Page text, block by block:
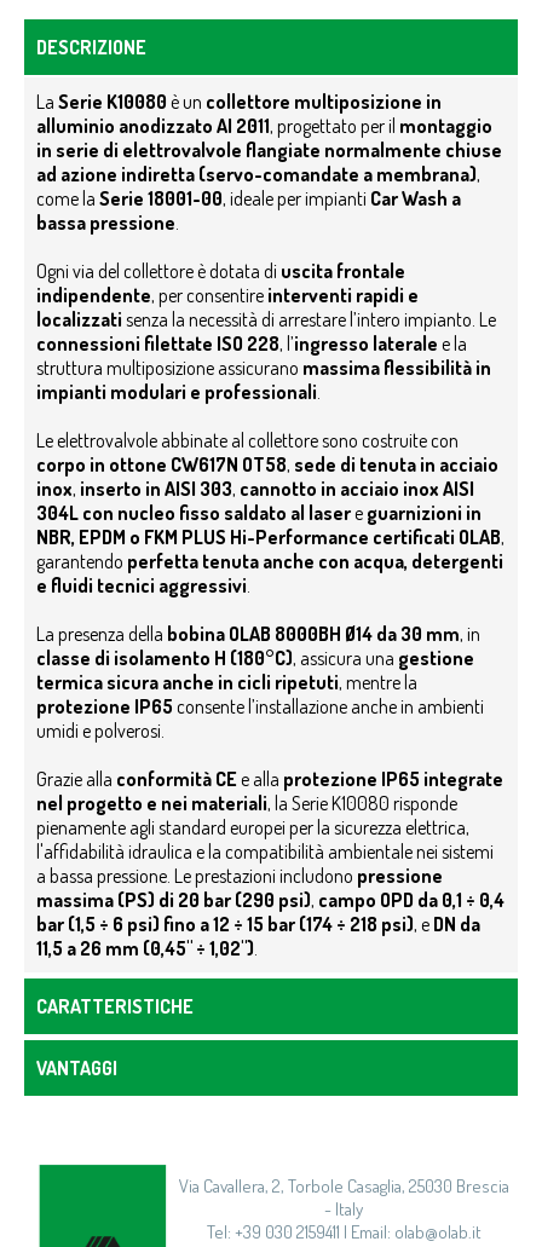
DESCRIZIONE
La Serie K10080 è un collettore multiposizione in
alluminio anodizzato AI 2011, progettato per il montaggio
in serie di elettrovalvole flangiate normalmente chiuse
ad azione indiretta (servo-comandate a membrana),
come la Serie 18001-00, ideale per impianti Car Wash a
bassa pressione
Ogni via del collettore è dotata di uscita frontale
indipendente, per consentire interventi rapidi e
localizzati senza la necessità di arrestare l’intero impianto. Le
connessioni filettate ISO 228, l’ingresso laterale e la
struttura multiposizione assicurano massima flessibilità in
impianti modulari e professionali
Le elettrovalvole abbinate al collettore sono costruite con
corpo in ottone CW617N OT58, sede di tenuta in acciaio
inox, inserto in AISI 303, cannotto in acciaio inox AISI
304L con nucleo fisso saldato al lasere guarnizioni in
NBR, EPDM o FKM PLUS Hi-Performance certificati OLAB,
garantendo perfetta tenuta anche con acqua, detergenti
e fluidi tecnici aggressivi
La presenza della bobina OLAB 8000BH Ø14 da 30 mm, in
classe di isolamento H (180°C), assicura una gestione
termica sicura anche in cicli ripetuti, mentre la
protezione IP65 consente l’installazione anche in ambienti
umidi e polverosi.
Grazie alla conformità CEe alla protezione IP65 integrate
nel progetto e nei materiali, la Serie K10080 risponde
pienamente agli standard europei per la sicurezza elettrica,
l'affidabilità idraulica e la compatibilità ambientale nei sistemi
a bassa pressione. Le prestazioni includono pressione
massima (PS) di 20 bar (290 psi), campo OPD da 0,1 ÷ 0,4
bar (1,5 ÷ 6 psi) fino a 12 ÷ 15 bar (174 ÷ 218 psi), e DN da
11,5 a 26 mm (0,45" ÷ 1,02")
CARATTERISTICHE
VANTAGGI
Via Cavallera, 2, Torbole Casaglia, 25030 Brescia
- Italy
Tel: +39 030 2159411 | Email: olab@olab.it